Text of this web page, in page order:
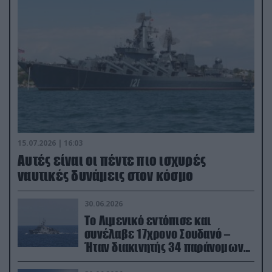
15.07.2026 | 16:03
Aυτές είναι οι πέντε πιο ισχυρές
ναυτικές δυνάμεις στον κόσμο
30.06.2026
Το Λιμενικό εντόπισε και
συνέλαβε 17χρονο Σουδανό –
Ήταν διακινητής 34 παράνομων
μεταναστών